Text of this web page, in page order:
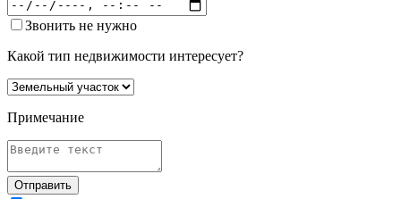
Звонить не нужно
Какой тип недвижимости интересует?
Примечание
Отправить